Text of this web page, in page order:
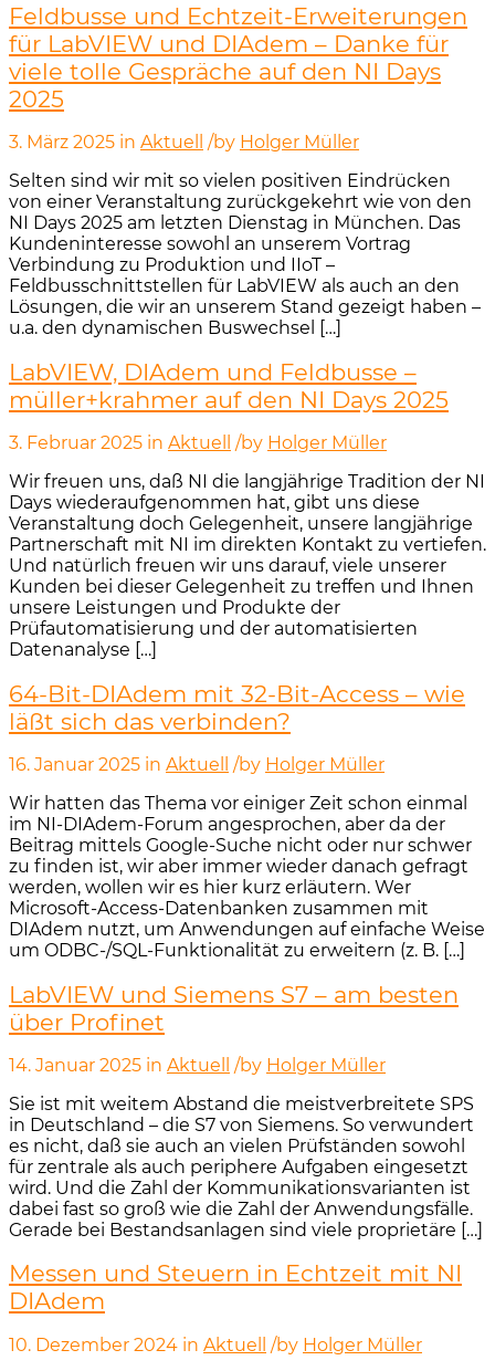
Feldbusse und Echtzeit-Erweiterungen
für LabVIEW und DIAdem – Danke für
viele tolle Gespräche auf den NI Days
2025
3. März 2025 in Aktuell /by Holger Müller
Selten sind wir mit so vielen positiven Eindrücken
von einer Veranstaltung zurückgekehrt wie von den
NI Days 2025 am letzten Dienstag in München. Das
Kundeninteresse sowohl an unserem Vortrag
Verbindung zu Produktion und IIoT –
Feldbusschnittstellen für LabVIEW als auch an den
Lösungen, die wir an unserem Stand gezeigt haben –
u.a. den dynamischen Buswechsel […]
LabVIEW, DIAdem und Feldbusse –
müller+krahmer auf den NI Days 2025
3. Februar 2025 in Aktuell /by Holger Müller
Wir freuen uns, daß NI die langjährige Tradition der NI
Days wiederaufgenommen hat, gibt uns diese
Veranstaltung doch Gelegenheit, unsere langjährige
Partnerschaft mit NI im direkten Kontakt zu vertiefen.
Und natürlich freuen wir uns darauf, viele unserer
Kunden bei dieser Gelegenheit zu treffen und Ihnen
unsere Leistungen und Produkte der
Prüfautomatisierung und der automatisierten
Datenanalyse […]
64-Bit-DIAdem mit 32-Bit-Access – wie
läßt sich das verbinden?
16. Januar 2025 in Aktuell /by Holger Müller
Wir hatten das Thema vor einiger Zeit schon einmal
im NI-DIAdem-Forum angesprochen, aber da der
Beitrag mittels Google-Suche nicht oder nur schwer
zu finden ist, wir aber immer wieder danach gefragt
werden, wollen wir es hier kurz erläutern. Wer
Microsoft-Access-Datenbanken zusammen mit
DIAdem nutzt, um Anwendungen auf einfache Weise
um ODBC-/SQL-Funktionalität zu erweitern (z. B. […]
LabVIEW und Siemens S7 – am besten
über Profinet
14. Januar 2025 in Aktuell /by Holger Müller
Sie ist mit weitem Abstand die meistverbreitete SPS
in Deutschland – die S7 von Siemens. So verwundert
es nicht, daß sie auch an vielen Prüfständen sowohl
für zentrale als auch periphere Aufgaben eingesetzt
wird. Und die Zahl der Kommunikationsvarianten ist
dabei fast so groß wie die Zahl der Anwendungsfälle.
Gerade bei Bestandsanlagen sind viele proprietäre […]
Messen und Steuern in Echtzeit mit NI
DIAdem
10. Dezember 2024 in Aktuell /by Holger Müller